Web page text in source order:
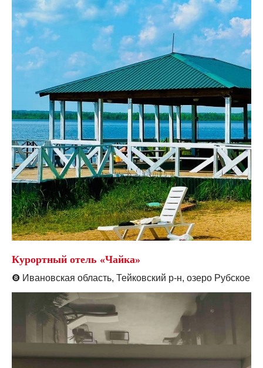
Курортный отель «Чайка»
❽ Ивановская область, Тейковский р-н, озеро Рубское